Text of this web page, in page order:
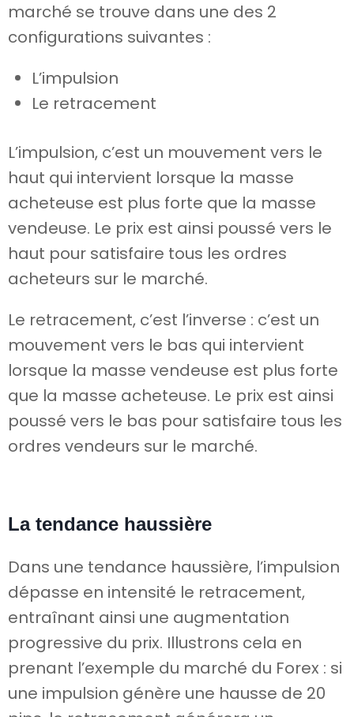
marché se trouve dans une des 2
configurations suivantes :
L’impulsion
Le retracement
L’impulsion, c’est un mouvement vers le
haut qui intervient lorsque la masse
acheteuse est plus forte que la masse
vendeuse. Le prix est ainsi poussé vers le
haut pour satisfaire tous les ordres
acheteurs sur le marché.
Le retracement, c’est l’inverse : c’est un
mouvement vers le bas qui intervient
lorsque la masse vendeuse est plus forte
que la masse acheteuse. Le prix est ainsi
poussé vers le bas pour satisfaire tous les
ordres vendeurs sur le marché.
La tendance haussière
Dans une tendance haussière, l’impulsion
dépasse en intensité le retracement,
entraînant ainsi une augmentation
progressive du prix. Illustrons cela en
prenant l’exemple du marché du Forex : si
une impulsion génère une hausse de 20